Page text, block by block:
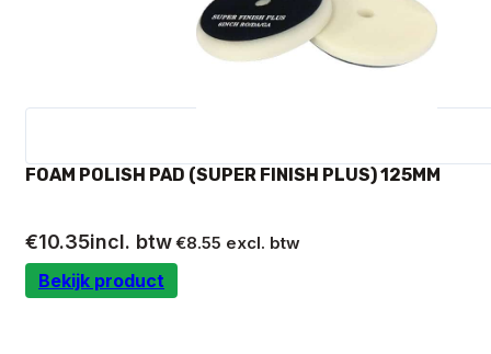
FOAM POLISH PAD (SUPER FINISH PLUS) 125MM
€10.35incl. btw€8.55 excl. btw
Bekijk product